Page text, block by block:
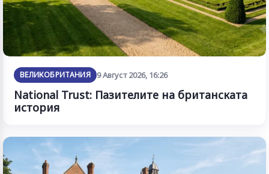
ВЕЛИКОБРИТАНИЯ 9 Август 2026, 16:26
National Trust: Пазителите на британската
история